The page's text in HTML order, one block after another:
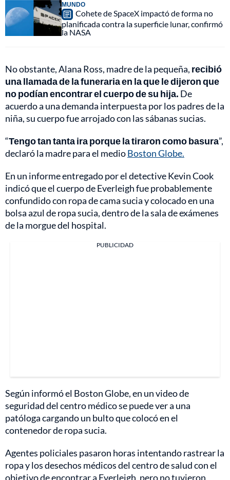
MUNDO
Cohete de SpaceX impactó de forma no
planificada contra la superficie lunar, confirmó
la NASA
No obstante, Alana Ross, madre de la pequeña, recibió
una llamada de la funeraria en la que le dijeron que
no podían encontrar el cuerpo de su hija. De
acuerdo a una demanda interpuesta por los padres de la
niña, su cuerpo fue arrojado con las sábanas sucias.
“Tengo tan tanta ira porque la tiraron como basura”,
declaró la madre para el medioBoston Globe.
En un informe entregado por el detective Kevin Cook
indicó que el cuerpo de Everleigh fue probablemente
confundido con ropa de cama sucia y colocado en una
bolsa azul de ropa sucia, dentro de la sala de exámenes
de la morgue del hospital.
PUBLICIDAD
Según informó el Boston Globe, en un video de
seguridad del centro médico se puede ver a una
patóloga cargando un bulto que colocó en el
contenedor de ropa sucia.
Agentes policiales pasaron horas intentando rastrear la
ropa y los desechos médicos del centro de salud con el
objetivo de encontrar a Everleigh, pero no tuvieron